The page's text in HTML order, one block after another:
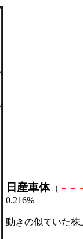
日産車体（ － －
0.216%
動きの似ていた